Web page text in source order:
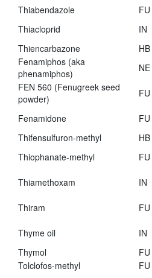
Thiabendazole
FU
Thiacloprid
IN
Thiencarbazone
HB
Fenamiphos (aka
phenamiphos)
NE
FEN 560 (Fenugreek seed
powder)
FU
Fenamidone FU
Thifensulfuron-methyl
HB
Thiophanate-methyl
FU
Thiamethoxam
IN
Thiram
FU
Thyme oil
IN
Thymol
FU
Tolclofos-methyl
FU